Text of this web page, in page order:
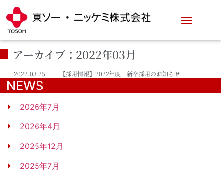
アーカイブ：2022年03月
2022.03.25 【採用情報】2022年度 新卒採用のお知らせ
NEWS
2026年7月
2026年4月
2025年12月
2025年7月